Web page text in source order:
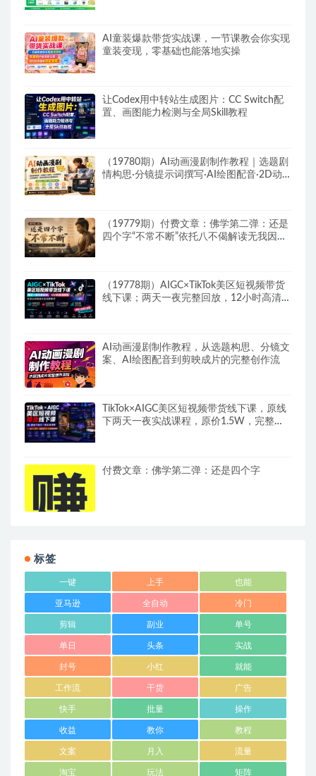
AI童装爆款带货实战课，一节课教会你实现
童装变现，零基础也能落地实操
让Codex用中转站生成图片：CC Switch配
置、画图能力检测与全局Skill教程
（19780期）AI动画漫剧制作教程｜选题剧
情构思·分镜提示词撰写·AI绘图配音·2D动
（19779期）付费文章：佛学第二弹：还是
四个字“不常不断”依托八不偈解读无我因果
（19778期）AIGC×TikTok美区短视频带货
线下课；两天一夜完整回放，12小时高清视
AI动画漫剧制作教程，从选题构思、分镜文
案、AI绘图配音到剪映成片的完整创作流
TikTok×AIGC美区短视频带货线下课，原线
下两天一夜实战课程，原价1.5W，完整收
付费文章：佛学第二弹：还是四个字
标签
一键 上手 也能
亚马逊 全自动 冷门
剪辑 副业 单号
单日 头条 实战
封号 小红 就能
工作流 干货 广告
快手 批量 操作
收益 教你 教程
文案 月入 流量
淘宝 玩法 矩阵